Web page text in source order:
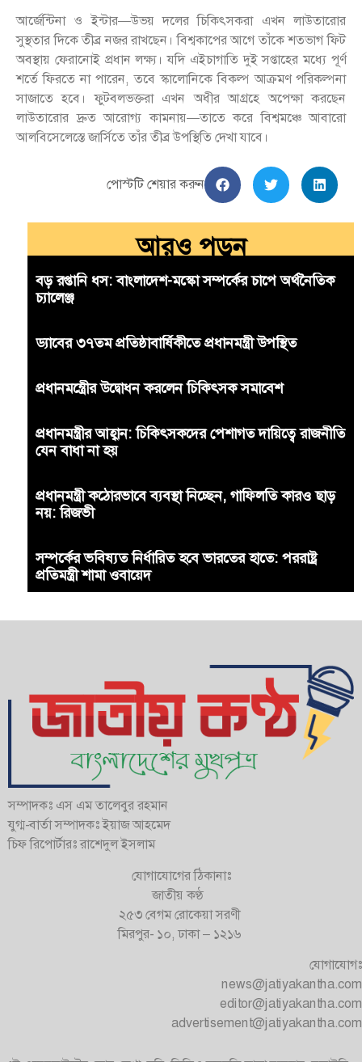
আর্জেন্টিনা ও ইন্টার—উভয় দলের চিকিৎসকরা এখন লাউতারোর
সুস্থতার দিকে তীব্র নজর রাখছেন। বিশ্বকাপের আগে তাঁকে শতভাগ ফিট
অবস্থায় ফেরানোই প্রধান লক্ষ্য। যদি এইচাগাতি দুই সপ্তাহের মধ্যে পূর্ণ
শর্তে ফিরতে না পারেন, তবে স্কালোনিকে বিকল্প আক্রমণ পরিকল্পনা
সাজাতে হবে। ফুটবলভক্তরা এখন অধীর আগ্রহে অপেক্ষা করছেন
লাউতারোর দ্রুত আরোগ্য কামনায়—তাতে করে বিশ্বমঞ্চে আবারো
আলবিসেলেস্তে জার্সিতে তাঁর তীব্র উপস্থিতি দেখা যাবে।
পোস্টটি শেয়ার করুন
আরও পড়ুন
বড় রপ্তানি ধস: বাংলাদেশ-মস্কো সম্পর্কের চাপে অর্থনৈতিক
চ্যালেঞ্জ
ড্যাবের ৩৭তম প্রতিষ্ঠাবার্ষিকীতে প্রধানমন্ত্রী উপস্থিত
প্রধানমন্ত্রীের উদ্বোধন করলেন চিকিৎসক সমাবেশ
প্রধানমন্ত্রীর আহ্বান: চিকিৎসকদের পেশাগত দায়িত্বে রাজনীতি
যেন বাধা না হয়
প্রধানমন্ত্রী কঠোরভাবে ব্যবস্থা নিচ্ছেন, গাফিলতি কারও ছাড়
নয়: রিজভী
সম্পর্কের ভবিষ্যত নির্ধারিত হবে ভারতের হাতে: পররাষ্ট্র
প্রতিমন্ত্রী শামা ওবায়েদ
সম্পাদকঃ এস এম তালেবুর রহমান
যুগ্ম-বার্তা সম্পাদকঃ ইয়াজ আহমেদ
চিফ রিপোর্টারঃ রাশেদুল ইসলাম
যোগাযোগের ঠিকানাঃ
জাতীয় কণ্ঠ
২৫৩ বেগম রোকেয়া সরণী
মিরপুর- ১০, ঢাকা – ১২১৬
যোগাযোগঃ
news@jatiyakantha.com
editor@jatiyakantha.com
advertisement@jatiyakantha.com